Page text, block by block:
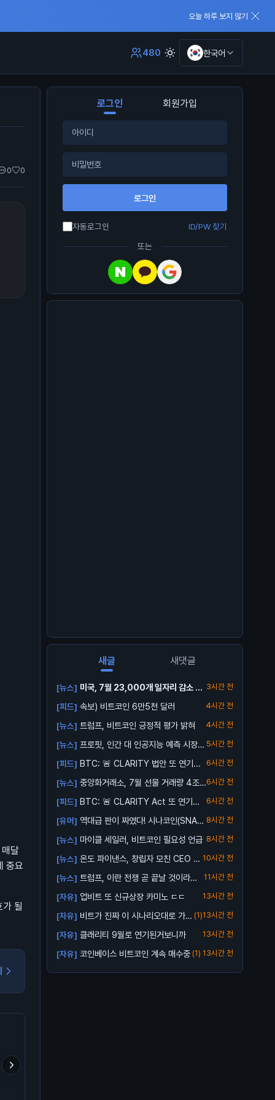
오늘 하루 보지 않기
480 한국어
0 0
달
중요
될
로그인 회원가입
로그인
자동로그인
ID/PW 찾기
또는
새글 새댓글
[뉴스] 미국, 7월 23,000개 일자리 감소 발 3시간 전
[피드] 속보) 비트코인 6만5천 달러 4시간 전
[뉴스] 트럼프, 비트코인 긍정적 평가 밝혀 4시간 전
[뉴스] 프로핏, 인간 대 인공지능 예측 시장
5시간 전
[피드] BTC: 🚨 CLARITY 법안 또 연기... 6시간 전
[뉴스] 중앙화거래소, 7월 선물 거래량 4조
6시간 전
[피드] BTC: 🚨 CLARITY Act 또 연기… 6시간 전
[유머] 역대급 판이 짜였다! 시나코인(SNA)
업비트...
8시간 전
[뉴스] 마이클 세일러, 비트코인 필요성 언급 8시간 전
[뉴스] 온도 파이낸스, 창립자 모친 CEO 해
임 소송...
10시간 전
[뉴스] 트럼프, 이란 전쟁 곧 끝날 것이라고
전망
11시간 전
[자유] 업비트 또 신규상장 카미노 ㄷㄷ 13시간 전
[자유] 비트가 진짜 이 시나리오대로 가
줄까?
(1)13시간 전
[자유] 클래리티 9월로 연기된거보니까 13시간 전
[자유] 코인베이스 비트코인 계속 매수중 (1) 13시간 전